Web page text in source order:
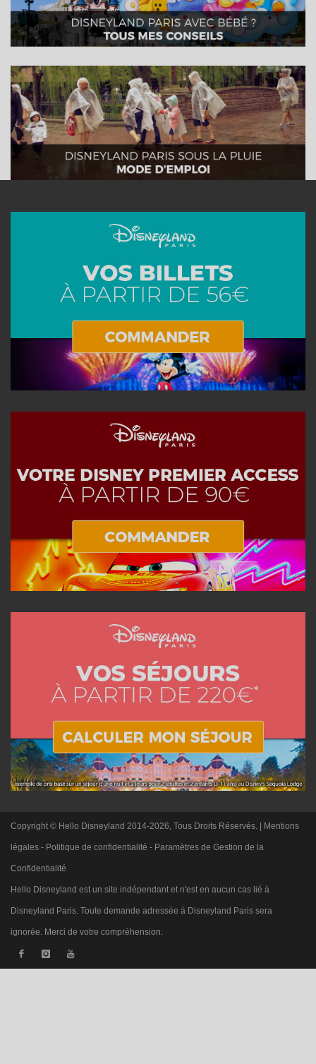
Copyright © Hello Disneyland 2014-2026, Tous Droits Réservés. | Mentions
légales - Politique de confidentialité - Paramètres de Gestion de la
Confidentialité
Hello Disneyland est un site indépendant et n'est en aucun cas lié à
Disneyland Paris. Toute demande adressée à Disneyland Paris sera
ignorée. Merci de votre compréhension.